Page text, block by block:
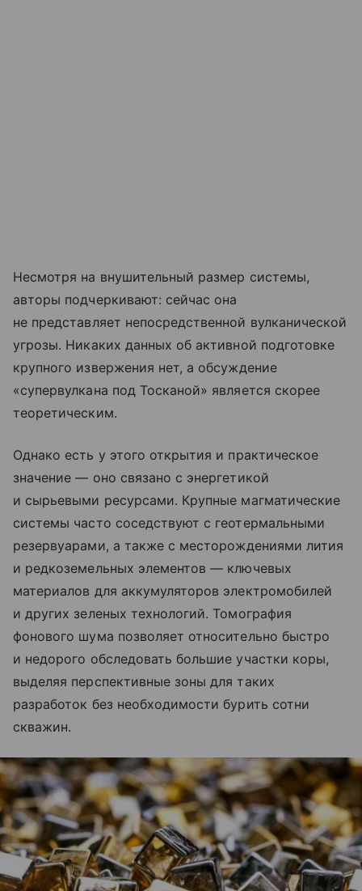
Несмотря на внушительный размер системы,
авторы подчеркивают: сейчас она
не представляет непосредственной вулканической
угрозы. Никаких данных об активной подготовке
крупного извержения нет, а обсуждение
«супервулкана под Тосканой» является скорее
теоретическим.
Однако есть у этого открытия и практическое
значение — оно связано с энергетикой
и сырьевыми ресурсами. Крупные магматические
системы часто соседствуют с геотермальными
резервуарами, а также с месторождениями лития
и редкоземельных элементов — ключевых
материалов для аккумуляторов электромобилей
и других зеленых технологий. Томография
фонового шума позволяет относительно быстро
и недорого обследовать большие участки коры,
выделяя перспективные зоны для таких
разработок без необходимости бурить сотни
скважин.